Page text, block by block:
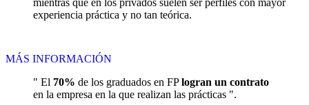
mientras que en los privados suelen ser perfiles con mayor
experiencia práctica y no tan teórica.
MÁS INFORMACIÓN
" El 70% de los graduados en FPlogran un contrato
en la empresa en la que realizan las prácticas ".